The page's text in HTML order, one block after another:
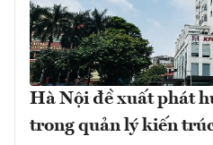
Hà Nội đề xuất phát
trong quản lý kiến